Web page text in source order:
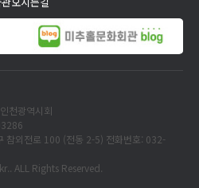
천광역시회
참외전로 100 (전동 2-5) 전화번호: 032-
ALL Rights Reserved.